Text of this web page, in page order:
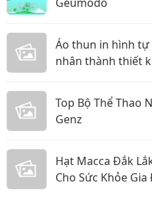
Áo thun in hình tự
nhân thành thiết
Top Bộ Thể Thao
Genz
Hạt Macca Đắk
Cho Sức Khỏe